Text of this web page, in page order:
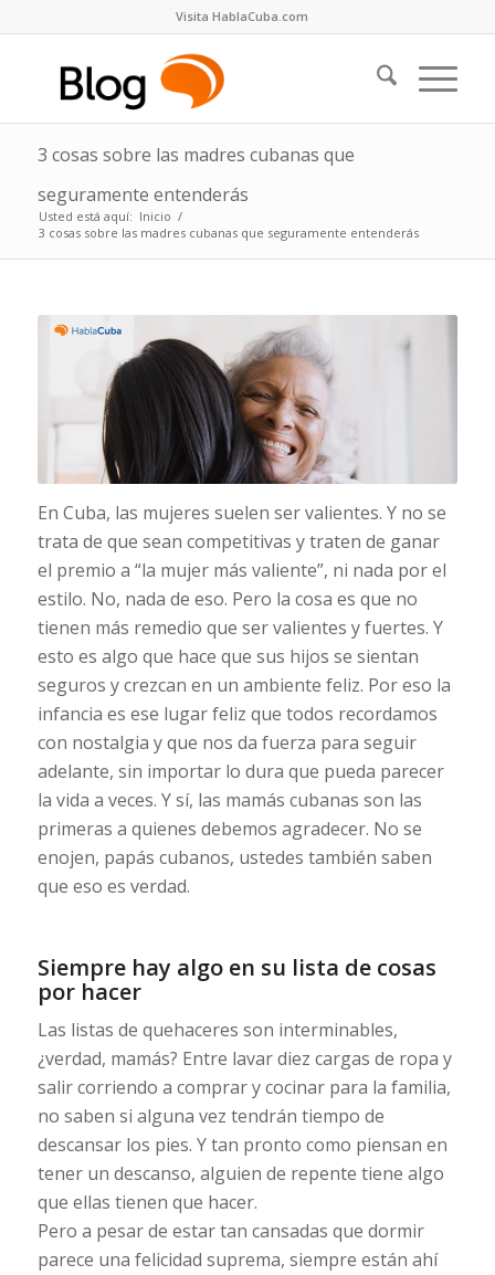
Visita HablaCuba.com
3 cosas sobre las madres cubanas que
seguramente entenderás
Usted está aquí: Inicio /
3 cosas sobre las madres cubanas que seguramente entenderás
En Cuba, las mujeres suelen ser valientes. Y no se
trata de que sean competitivas y traten de ganar
el premio a “la mujer más valiente”, ni nada por el
estilo. No, nada de eso. Pero la cosa es que no
tienen más remedio que ser valientes y fuertes. Y
esto es algo que hace que sus hijos se sientan
seguros y crezcan en un ambiente feliz. Por eso la
infancia es ese lugar feliz que todos recordamos
con nostalgia y que nos da fuerza para seguir
adelante, sin importar lo dura que pueda parecer
la vida a veces. Y sí, las mamás cubanas son las
primeras a quienes debemos agradecer. No se
enojen, papás cubanos, ustedes también saben
que eso es verdad.
Siempre hay algo en su lista de cosas
por hacer
Las listas de quehaceres son interminables,
¿verdad, mamás? Entre lavar diez cargas de ropa y
salir corriendo a comprar y cocinar para la familia,
no saben si alguna vez tendrán tiempo de
descansar los pies. Y tan pronto como piensan en
tener un descanso, alguien de repente tiene algo
que ellas tienen que hacer.
Pero a pesar de estar tan cansadas que dormir
parece una felicidad suprema, siempre están ahí